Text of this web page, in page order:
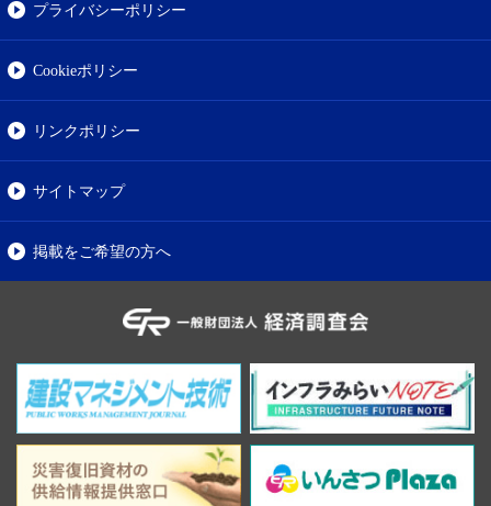
プライバシーポリシー
Cookieポリシー
リンクポリシー
サイトマップ
掲載をご希望の方へ